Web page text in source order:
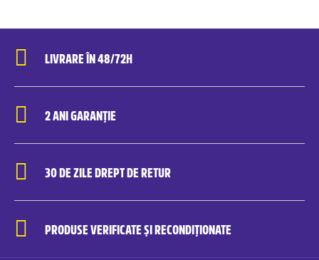
LIVRARE ÎN 48/72H
2 ANI GARANȚIE
30 DE ZILE DREPT DE RETUR
PRODUSE VERIFICATE ȘI RECONDIȚIONATE